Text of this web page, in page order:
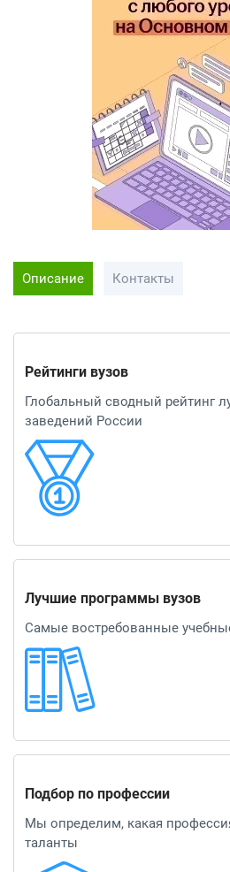
Описание Контакты
Рейтинги вузов
Глобальный сводный рейтинг
заведений России
Лучшие программы вузов
Самые востребованные
Подбор по профессии
Мы определим, какая
таланты